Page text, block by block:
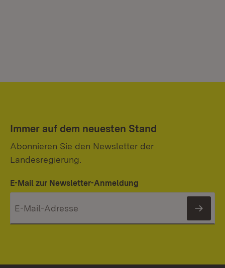
Immer auf dem neuesten Stand
Abonnieren Sie den Newsletter der
Landesregierung.
E-Mail zur Newsletter-Anmeldung